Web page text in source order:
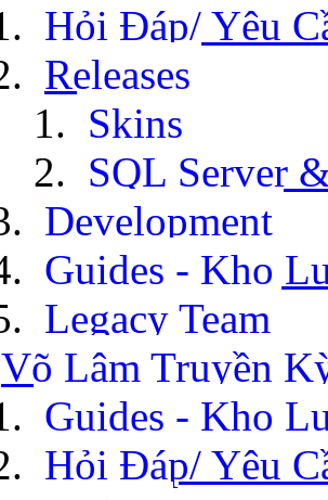
Hỏi Đáp/ Yêu
Releases
Skins
SQL Server
Development
Guides - Kho
Legacy Team
Võ Lâm Truyền
Guides - Kho
Hỏi Đáp/ Yêu